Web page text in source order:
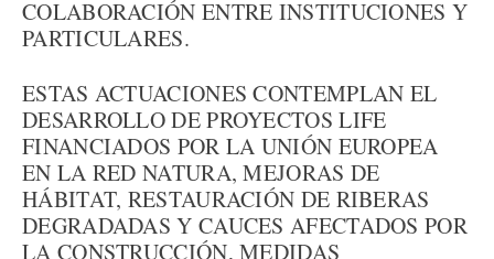
COLABORACIÓN ENTRE INSTITUCIONES Y
PARTICULARES.
ESTAS ACTUACIONES CONTEMPLAN EL
DESARROLLO DE PROYECTOS LIFE
FINANCIADOS POR LA UNIÓN EUROPEA
EN LA RED NATURA, MEJORAS DE
HÁBITAT, RESTAURACIÓN DE RIBERAS
DEGRADADAS Y CAUCES AFECTADOS POR
LA CONSTRUCCIÓN, MEDIDAS